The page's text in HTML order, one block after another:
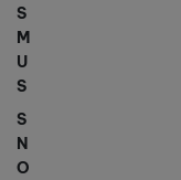
S
M
U
S
S
N
O